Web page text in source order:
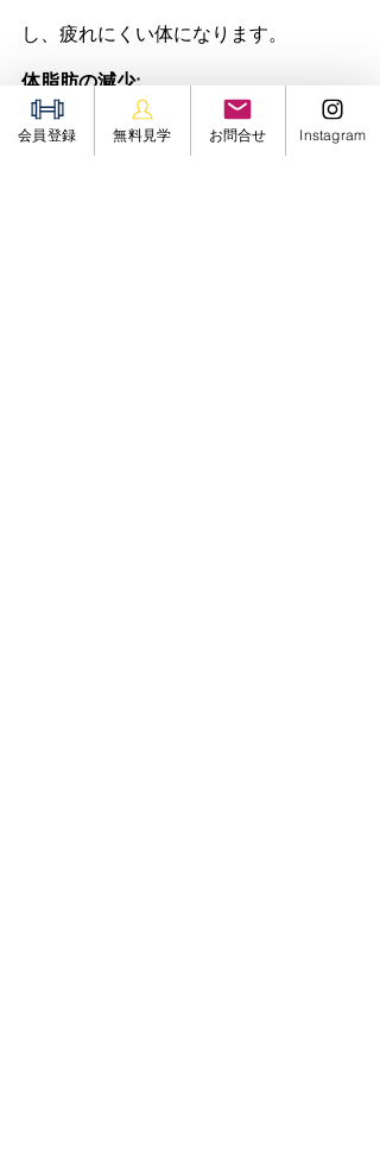
し、疲れにくい体になります。
体脂肪の減少:
トレーニングを行うことで、カロリー
会員登録 無料見学 お問合せ Instagram